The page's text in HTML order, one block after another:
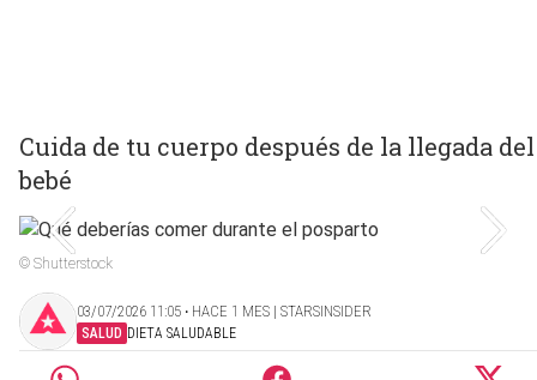
Cuida de tu cuerpo después de la llegada del
bebé
© Shutterstock
03/07/2026 11:05 ‧ HACE 1 MES | STARSINSIDER
SALUD DIETA SALUDABLE